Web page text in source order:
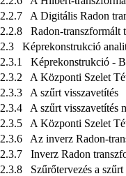
2.2.7 A Digitális Radon
2.2.8 Radon-transzformált
2.3 Képrekonstrukció
2.3.1 Képrekonstrukció -
2.3.2 A Központi Szelet
2.3.3 A szűrt visszavetítés
2.3.4 A szűrt visszavetítés
2.3.5 A Központi Szelet
2.3.6 Az inverz Radon-
2.3.7 Inverz Radon
2.3.8 Szűrőtervezés a szűrt